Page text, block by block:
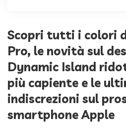
Scopri tutti i colori
Pro, le novità sul
Dynamic Island
più capiente e le
indiscrezioni sul
smartphone Apple